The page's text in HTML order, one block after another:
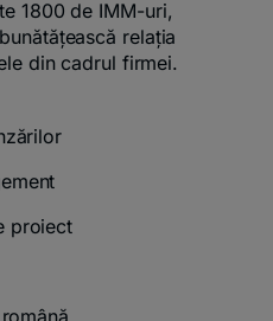
1800 de IMM-uri,
relația
din cadrul firmei.
proiect